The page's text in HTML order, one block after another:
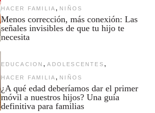
HACER FAMILIA , NIÑOS
Menos corrección, más conexión: Las
señales invisibles de que tu hijo te
necesita
EDUCACION , ADOLESCENTES ,
HACER FAMILIA , NIÑOS
¿A qué edad deberíamos dar el primer
móvil a nuestros hijos? Una guía
definitiva para familias